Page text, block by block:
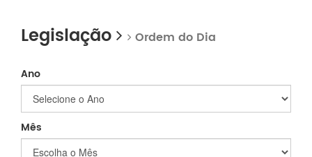
Legislação Ordem do Dia
Ano
Mês